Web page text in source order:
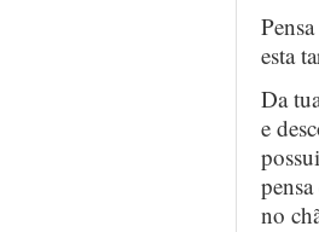
esta
Da
e
no